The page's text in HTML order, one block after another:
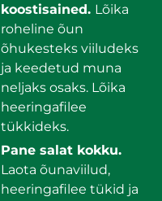
koostisained. Lõika
roheline õun
õhukesteks viiludeks
ja keedetud muna
neljaks osaks. Lõika
heeringafilee
tükkideks.
Pane salat kokku.
Laota õunaviilud,
heeringafilee tükid ja